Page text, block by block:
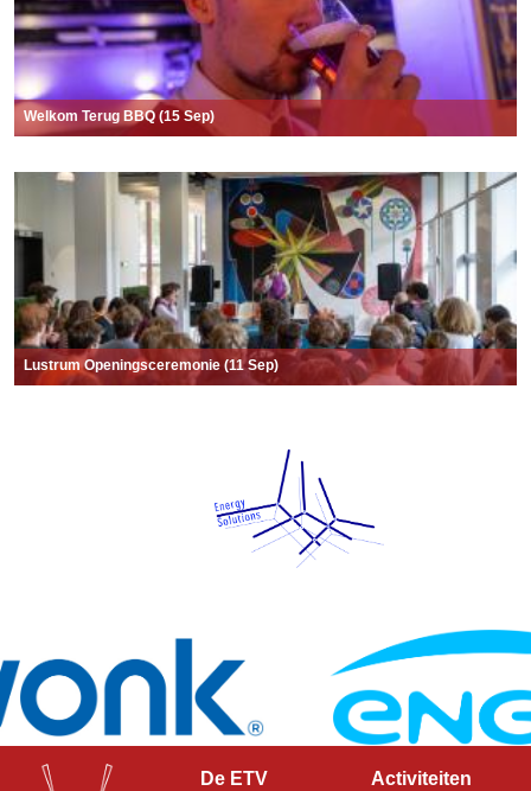
Welkom Terug BBQ (15 Sep)
Lustrum Openingsceremonie (11 Sep)
De ETV Activiteiten